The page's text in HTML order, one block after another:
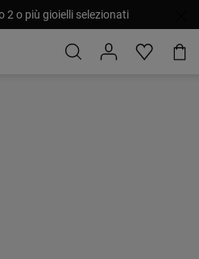
2 o più gioielli selezionati